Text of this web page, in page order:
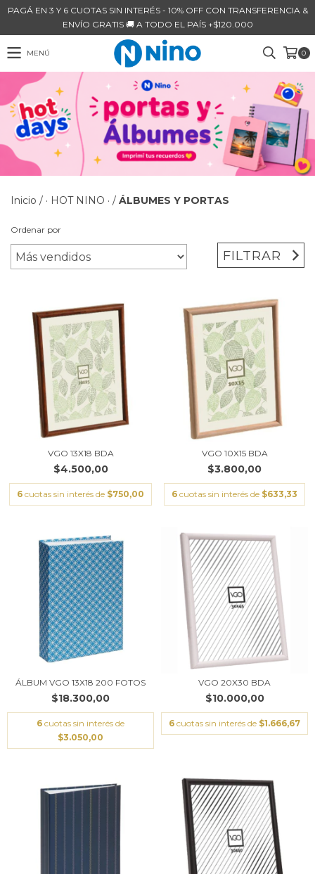
PAGÁ EN 3 Y 6 CUOTAS SIN INTERÉS - 10% OFF CON TRANSFERENCIA &
ENVÍO GRATIS 🚚 A TODO EL PAÍS +$120.000
MENÚ 0
Inicio / · HOT NINO · / ÁLBUMES Y PORTAS
Ordenar por
FILTRAR
VGO 13X18 BDA
$4.500,00
6 cuotas sin interés de $750,00
VGO 10X15 BDA
$3.800,00
6 cuotas sin interés de $633,33
ÁLBUM VGO 13X18 200 FOTOS
$18.300,00
6 cuotas sin interés de
$3.050,00
VGO 20X30 BDA
$10.000,00
6 cuotas sin interés de $1.666,67